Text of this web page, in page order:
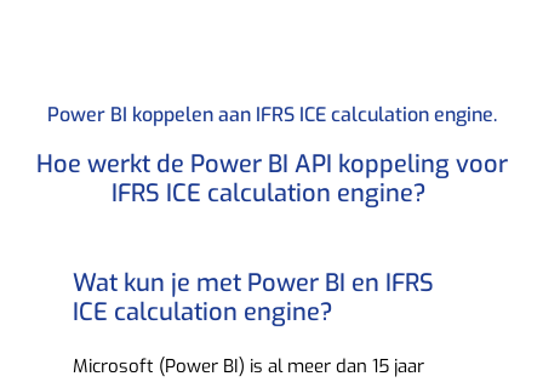
Power BI koppelen aan IFRS ICE calculation engine.​
Hoe werkt de Power BI API koppeling voor
IFRS ICE calculation engine? ​
Wat kun je met Power BI en IFRS
ICE calculation engine?​
Microsoft (Power BI) is al meer dan 15 jaar